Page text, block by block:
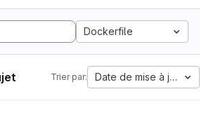
Dockerfile
Trier par: Date de mise à jour